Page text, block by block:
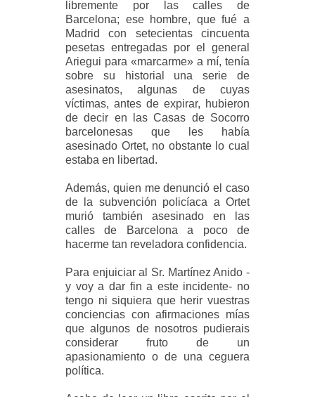
libremente por las calles de
Barcelona; ese hombre, que fué a
Madrid con setecientas cincuenta
pesetas entregadas por el general
Ariegui para «marcarme» a mí, tenía
sobre su historial una serie de
asesinatos, algunas de cuyas
víctimas, antes de expirar, hubieron
de decir en las Casas de Socorro
barcelonesas que les había
asesinado Ortet, no obstante lo cual
estaba en libertad.
Además, quien me denunció el caso
de la subvención policíaca a Ortet
murió también asesinado en las
calles de Barcelona a poco de
hacerme tan reveladora confidencia.
Para enjuiciar al Sr. Martínez Anido -
y voy a dar fin a este incidente- no
tengo ni siquiera que herir vuestras
conciencias con afirmaciones mías
que algunos de nosotros pudierais
considerar fruto de un
apasionamiento o de una ceguera
política.